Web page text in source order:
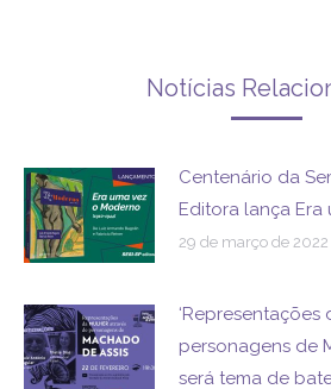
Notícias
Centenário da
Editora lança
29 de março de 2022
personagens de
será tema de